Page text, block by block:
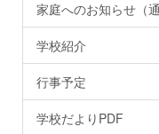
家庭へのお知らせ（
学校紹介
行事予定
学校だよりPDF